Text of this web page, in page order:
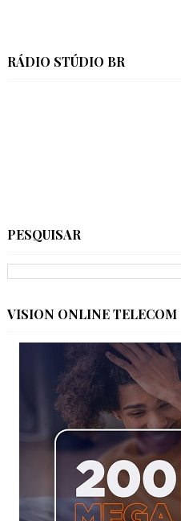
RÁDIO STÚDIO BR
PESQUISAR
VISION ONLINE TELECOM